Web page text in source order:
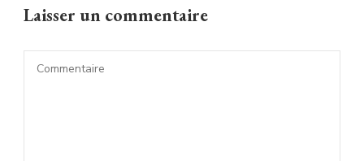
Laisser un commentaire